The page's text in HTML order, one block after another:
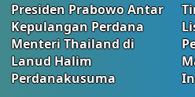
Presiden Prabowo Antar
Kepulangan Perdana
Menteri Thailand di
Lanud Halim
Perdanakusuma